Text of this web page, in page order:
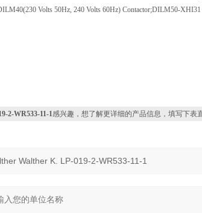
Volts 50Hz, 240 Volts 60Hz) Contactor;DILM50-
2-WR533-11-1感兴趣，想了解更详细的产品信息，填写下表